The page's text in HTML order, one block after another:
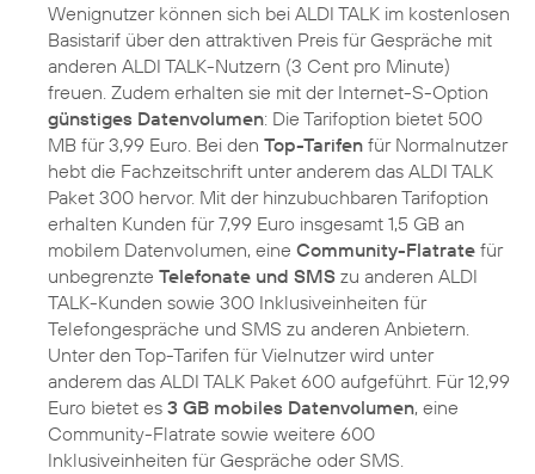
Wenignutzer können sich bei ALDI TALK im kostenlosen
Basistarif über den attraktiven Preis für Gespräche mit
anderen ALDI TALK-Nutzern (3 Cent pro Minute)
freuen. Zudem erhalten sie mit der Internet-S-Option
günstiges Datenvolumen: Die Tarifoption bietet 500
MB für 3,99 Euro. Bei den Top-Tarifen für Normalnutzer
hebt die Fachzeitschrift unter anderem das ALDI TALK
Paket 300 hervor. Mit der hinzubuchbaren Tarifoption
erhalten Kunden für 7,99 Euro insgesamt 1,5 GB an
mobilem Datenvolumen, eine Community-Flatrate für
unbegrenzte Telefonate und SMS zu anderen ALDI
TALK-Kunden sowie 300 Inklusiveinheiten für
Telefongespräche und SMS zu anderen Anbietern.
Unter den Top-Tarifen für Vielnutzer wird unter
anderem das ALDI TALK Paket 600 aufgeführt. Für 12,99
Euro bietet es 3 GB mobiles Datenvolumen, eine
Community-Flatrate sowie weitere 600
Inklusiveinheiten für Gespräche oder SMS.